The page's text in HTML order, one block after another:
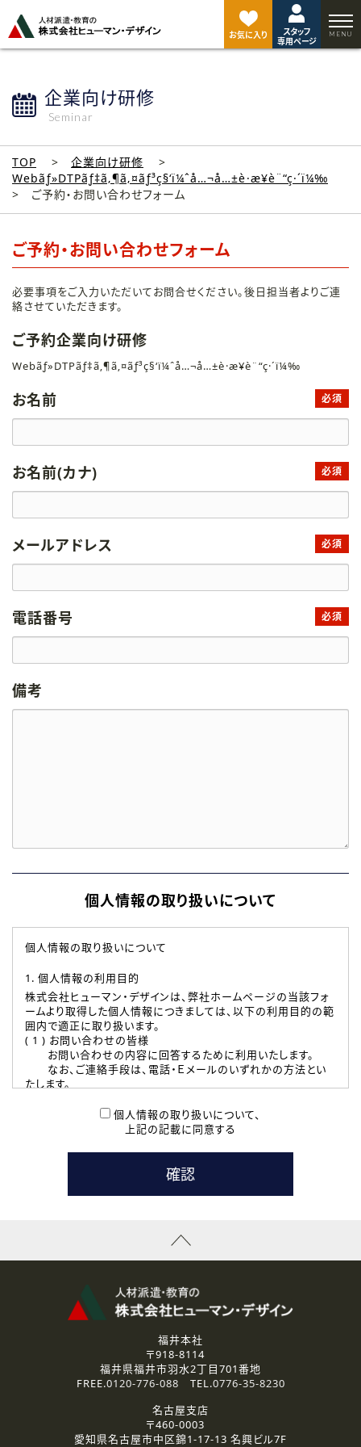
お気に入り
スタッフ
専用ページ
企業向け研修
Seminar
TOP
企業向け研修
Webãƒ»DTPãƒ‡ã‚¶ã‚¤ãƒ³ç§‘ï¼ˆå…¬å…±è·æ¥­è¨“ç·´ï¼‰
ご予約・お問い合わせフォーム
ご予約・お問い合わせフォーム
必要事項をご入力いただいてお問合せください。後日担当者よりご連
絡させていただきます。
ご予約企業向け研修
Webãƒ»DTPãƒ‡ã‚¶ã‚¤ãƒ³ç§‘ï¼ˆå…¬å…±è·æ¥­è¨“ç·´ï¼‰
お名前 必須
お名前(カナ) 必須
メールアドレス 必須
電話番号 必須
備考
個人情報の取り扱いについて
個人情報の取り扱いについて
1. 個人情報の利用目的
株式会社ヒューマン・デザインは、弊社ホームページの当該フォ
ームより取得した個人情報につきましては、以下の利用目的の範
囲内で適正に取り扱います。
( 1 ) お問い合わせの皆様
お問い合わせの内容に回答するために利用いたします。
なお、ご連絡手段は、電話・Ｅメールのいずれかの方法とい
たします。
本登録に関するご連絡および本登録時の参考情報として利
たします。
( 3 ) スタッフ派遣を検討されている企業の皆様
お問い合わせの内容に回答するために利用いたします。
なお、ご連絡手段は、電話・Ｅメールのいずれかの方法とい
資料送付、受講相談に関するご連絡のために利用いたしま
その他、お問い合わせの内容に回答するために利用いたし
なお、ご連絡手段は、電話・Ｅメールのいずれかの方法とい
2.個人情報の第三者提供
ご提供いただいた個人情報は、法令等の規定に従う場合を除き、
3.個人情報の取り扱いの委託
弊社の定める個人情報保護の評価基準を満たした委託先に、個
個人情報の取り扱いについて、
上記の記載に同意する
ジ
ト
福井本社
〒918-8114
福井県福井市羽水2丁目701番地
FREE.0120-776-088 TEL.0776-35-8230
名古屋支店
〒460-0003
愛知県名古屋市中区錦1-17-13 名興ビル7F